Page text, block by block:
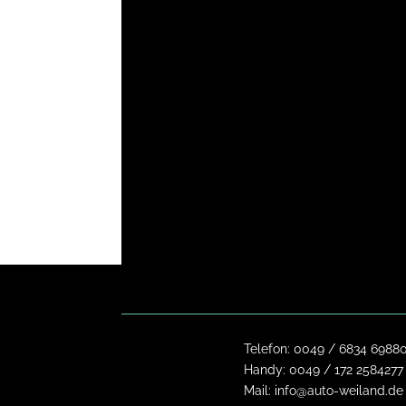
Telefon: 0049 / 6834
Handy: 0049 / 172 2584277
Mail: info@auto-weiland.de